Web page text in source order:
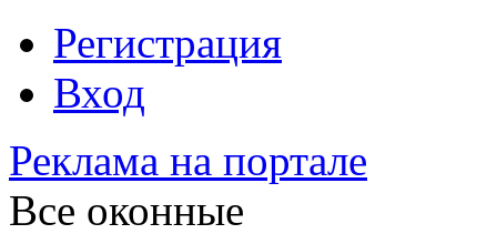
Регистрация
Вход
Реклама на портале
Все оконные